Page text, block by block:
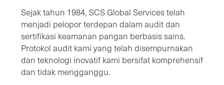
Sejak tahun 1984, SCS Global Services telah
menjadi pelopor terdepan dalam audit dan
sertifikasi keamanan pangan berbasis sains.
Protokol audit kami yang telah disempurnakan
dan teknologi inovatif kami bersifat komprehensif
dan tidak mengganggu.